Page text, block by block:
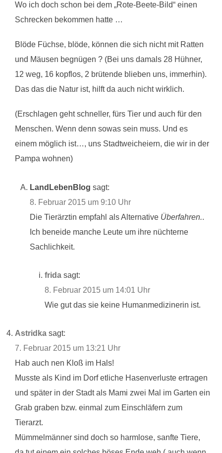
Wo ich doch schon bei dem „Rote-Beete-Bild“ einen
Schrecken bekommen hatte …
Blöde Füchse, blöde, können die sich nicht mit Ratten
und Mäusen begnügen ? (Bei uns damals 28 Hühner,
12 weg, 16 kopflos, 2 brütende blieben uns, immerhin).
Das das die Natur ist, hilft da auch nicht wirklich.
(Erschlagen geht schneller, fürs Tier und auch für den
Menschen. Wenn denn sowas sein muss. Und es
einem möglich ist…, uns Stadtweicheiern, die wir in der
Pampa wohnen)
LandLebenBlog sagt:
8. Februar 2015 um 9:10 Uhr
Die Tierärztin empfahl als Alternative Überfahren..
Ich beneide manche Leute um ihre nüchterne
Sachlichkeit.
frida sagt:
8. Februar 2015 um 14:01 Uhr
Wie gut das sie keine Humanmedizinerin ist.
Astridka sagt:
7. Februar 2015 um 13:21 Uhr
Hab auch nen Kloß im Hals!
Musste als Kind im Dorf etliche Hasenverluste ertragen
und später in der Stadt als Mami zwei Mal im Garten ein
Grab graben bzw. einmal zum Einschläfern zum
Tierarzt.
Mümmelmänner sind doch so harmlose, sanfte Tiere,